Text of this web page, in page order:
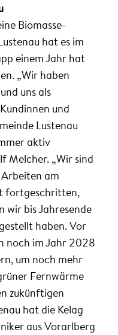
Biomasse-
hat es im
einem Jahr hat
„Wir haben
uns als
und
Lustenau
aktiv
Melcher. „Wir sind
am
fortgeschritten,
wir bis Jahresende
haben. Vor
noch im Jahr 2028
um noch mehr
Fernwärme
zukünftigen
hat die Kelag
aus Vorarlberg